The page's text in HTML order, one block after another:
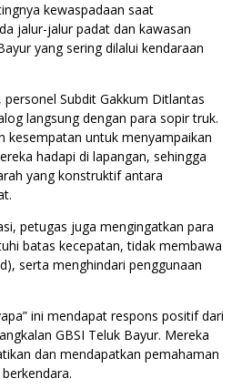
kewaspadaan saat
jalur-jalur padat dan kawasan
yang sering dilalui kendaraan
Subdit Gakkum Ditlantas
langsung dengan para sopir truk.
kesempatan untuk menyampaikan
hadapi di lapangan, sehingga
yang konstruktif antara
petugas juga mengingatkan para
batas kecepatan, tidak membawa
serta menghindari penggunaan
ini mendapat respons positif dari
GBSI Teluk Bayur. Mereka
dan mendapatkan pemahaman